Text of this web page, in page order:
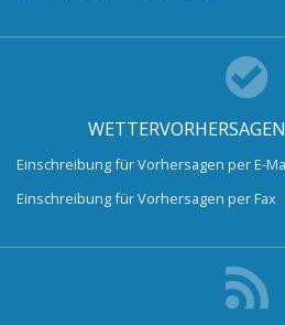
Einschreibung für Vorhersagen per E-
Einschreibung für Vorhersagen per Fax